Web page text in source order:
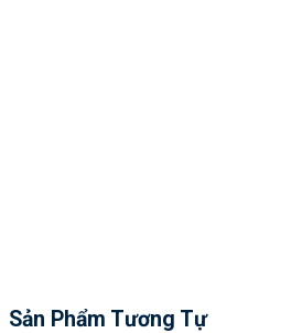
Sản Phẩm Tương Tự